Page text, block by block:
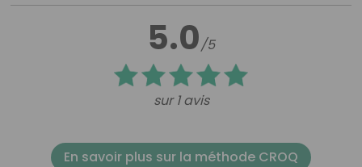
5.0/5
sur 1 avis
En savoir plus sur la méthode CROQ